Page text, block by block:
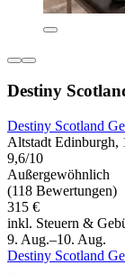
Destiny
Destiny Scotland
Altstadt Edinburgh,
9,6/10
Außergewöhnlich
(118 Bewertungen)
315 €
inkl. Steuern &
9. Aug.–10. Aug.
Destiny Scotland